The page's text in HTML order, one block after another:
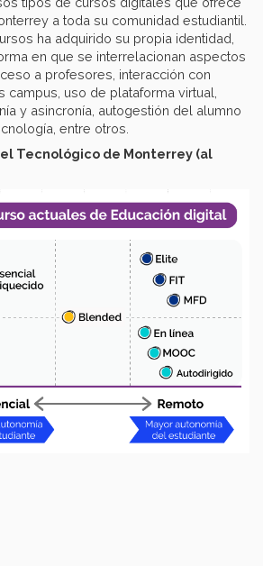
a toda su comunidad estudiantil.
ha adquirido su propia identidad,
en que se interrelacionan aspectos
a profesores, interacción con
uso de plataforma virtual,
y asincronía, autogestión del alumno
entre otros.
Tecnológico de Monterrey (al